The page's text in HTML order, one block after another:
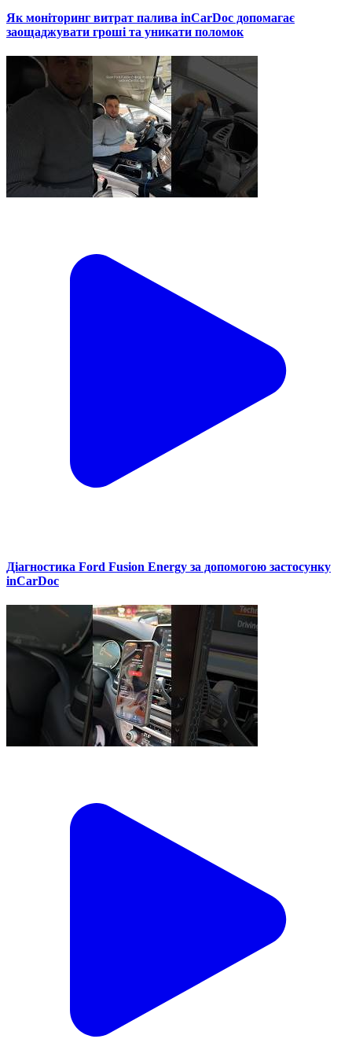
Як моніторинг витрат палива inCarDoc допомагає
заощаджувати гроші та уникати поломок
Діагностика Ford Fusion Energy за допомогою застосунку
inCarDoc